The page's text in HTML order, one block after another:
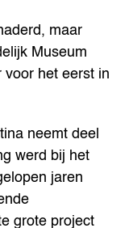
maar
Museum
het eerst in
neemt deel
werd bij het
jaren
grote project